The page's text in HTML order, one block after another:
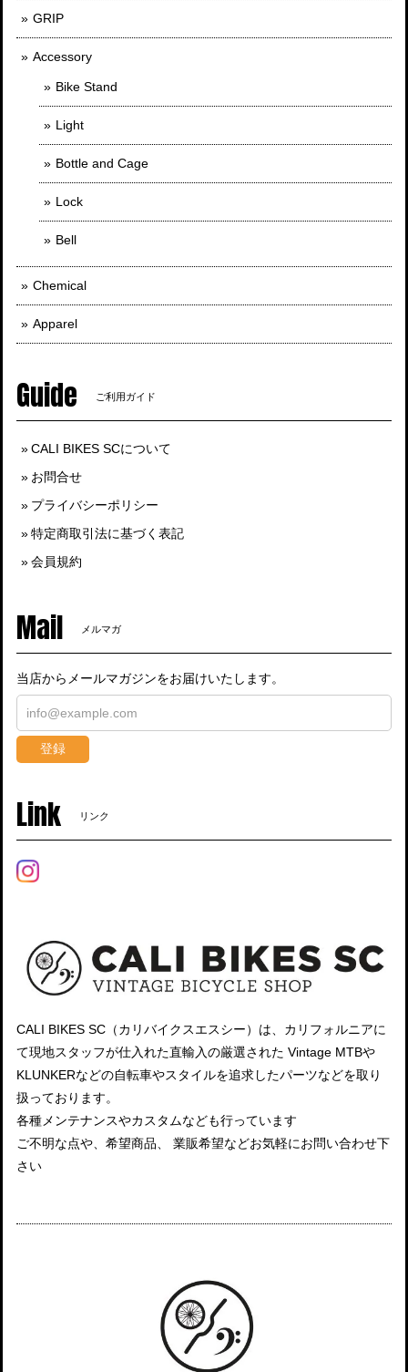
GRIP
Accessory
Bike Stand
Light
Bottle and Cage
Lock
Bell
Chemical
Apparel
Guide ご利用ガイド
CALI BIKES SCについて
お問合せ
プライバシーポリシー
特定商取引法に基づく表記
会員規約
Mail メルマガ
当店からメールマガジンをお届けいたします。
登録
Link リンク
CALI BIKES SC（カリバイクスエスシー）は、カリフォルニアに
て現地スタッフが仕入れた直輸入の厳選された Vintage MTBや
KLUNKERなどの自転車やスタイルを追求したパーツなどを取り
扱っております。
各種メンテナンスやカスタムなども行っています
ご不明な点や、希望商品、 業販希望などお気軽にお問い合わせ下
さい